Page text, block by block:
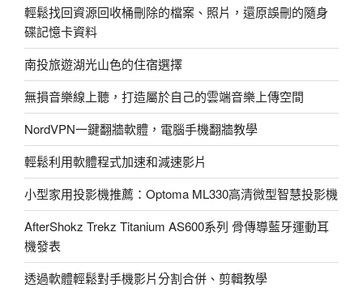
播
放
器
（X3
比
較、
推
力
增
強、
支
援
輕鬆找回資源回收桶刪除的檔案、照片，還原誤刪的隨身
碟記憶卡資料
南投旅遊湖光山色的住宿選擇
無損音樂線上聽，打造屬於自己的雲端音樂上傳空間
NordVPN一鍵翻牆軟體，電腦手機翻牆教學
輕鬆利用軟體程式加速和減速影片
小型家用投影機推薦：Optoma ML330高清微型智慧投影機
AfterShokz Trekz Titanium AS600系列 骨傳導藍牙運動耳
機發表
透過軟體輕鬆對手機影片分割合併、剪輯教學